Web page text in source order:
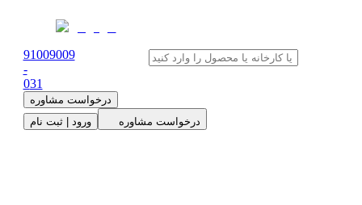
91009009
-
031
درخواست مشاوره
ورود | ثبت نام
درخواست مشاوره